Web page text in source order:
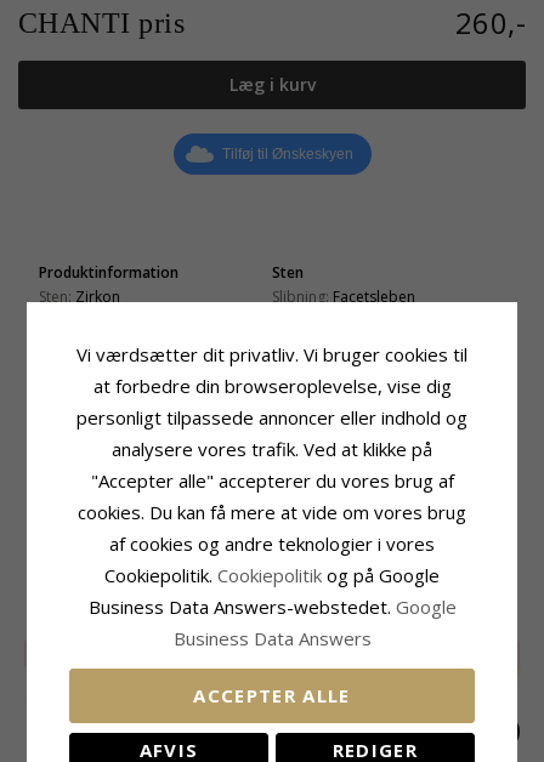
CHANTI pris 260,-
Læg i kurv
Tilføj til Ønskeskyen
Produktinformation
Sten: Zirkon
Ædelmetal:
Forgyldt Messing
Overflade: Struktureret
Sten
Slibning: Facetsleben
Sten: Zirkon
Ringskinne
Bredde Top:
6,7 mm
Bredde Bund:
2,4 mm
Tykkelse Top:2,6 mm
Tykkelse Bund:1,8 mm
Leveringstid
Str. På Lager: 2-3 Hverdage
RELATEREDE PRODUKTER
Vi værdsætter dit privatliv. Vi bruger cookies til
at forbedre din browseroplevelse, vise dig
personligt tilpassede annoncer eller indhold og
analysere vores trafik. Ved at klikke på
"Accepter alle" accepterer du vores brug af
cookies. Du kan få mere at vide om vores brug
af cookies og andre teknologier i vores
Cookiepolitik. Cookiepolitik og på Google
Business Data Answers-webstedet. Google
Business Data Answers
ACCEPTER ALLE
AFVIS REDIGER